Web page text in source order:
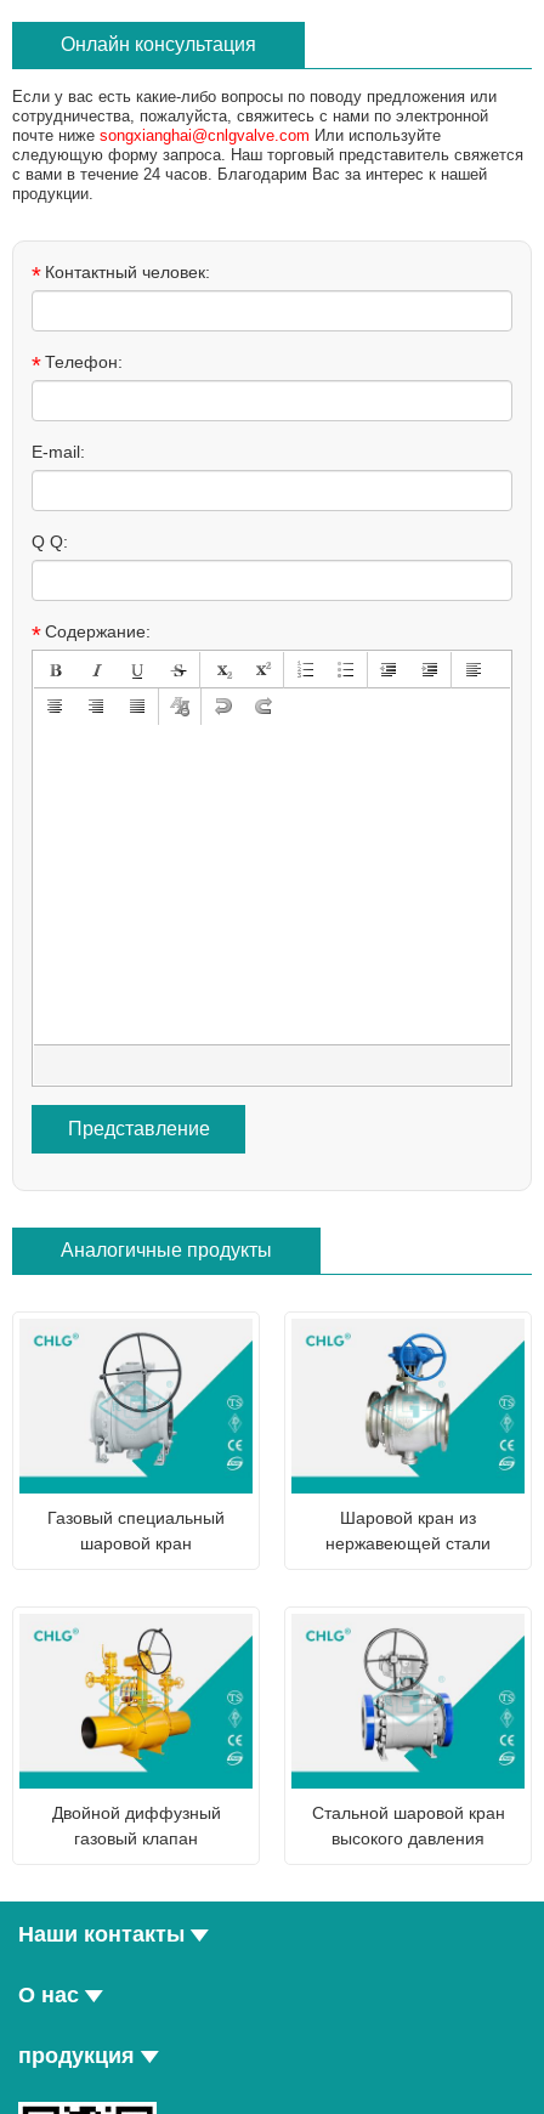
Онлайн консультация
Если у вас есть какие-либо вопросы по поводу предложения или
сотрудничества, пожалуйста, свяжитесь с нами по электронной
почте ниже songxianghai@cnlgvalve.com Или используйте
следующую форму запроса. Наш торговый представитель свяжется
с вами в течение 24 часов. Благодарим Вас за интерес к нашей
продукции.
* Контактный человек:
*Телефон:
E-mail:
Q Q:
*Содержание:
Представление
Аналогичные продукты
Газовый специальный
шаровой кран
Шаровой кран из
нержавеющей стали
Двойной диффузный
газовый клапан
Стальной шаровой кран
высокого давления
Наши контакты
О нас
продукция